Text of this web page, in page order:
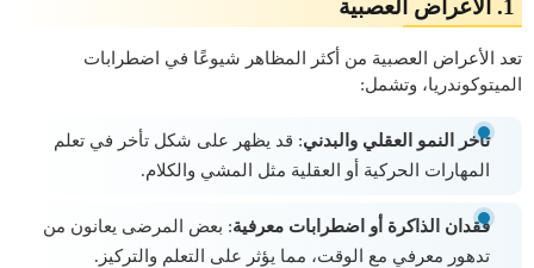
1. الأعراض العصبية
تعد الأعراض العصبية من أكثر المظاهر شيوعًا في اضطرابات
الميتوكوندريا، وتشمل:
تأخر النمو العقلي والبدني: قد يظهر على شكل تأخر في تعلم
المهارات الحركية أو العقلية مثل المشي والكلام.
فقدان الذاكرة أو اضطرابات معرفية: بعض المرضى يعانون من
تدهور معرفي مع الوقت، مما يؤثر على التعلم والتركيز.